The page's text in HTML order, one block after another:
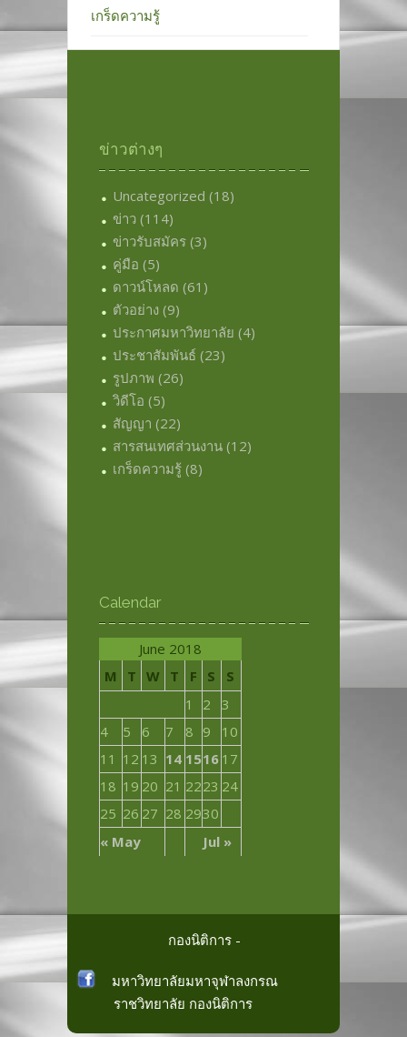
เกร็ดความรู้
ข่าวต่างๆ
Uncategorized (18)
ข่าว (114)
ข่าวรับสมัคร (3)
คู่มือ (5)
ดาวน์โหลด (61)
ตัวอย่าง (9)
ประกาศมหาวิทยาลัย (4)
ประชาสัมพันธ์ (23)
รูปภาพ (26)
วิดีโอ (5)
สัญญา (22)
สารสนเทศส่วนงาน (12)
เกร็ดความรู้ (8)
Calendar
June 2018
M
T W T F S S
« May Jul »
1 2
3
4
5 6 7 8 9
10
11 12 13 14 1516 17
18 19 20 21 2223 24
25 26 27 28 2930
กองนิติการ -
มหาวิทยาลัยมหาจุฬาลงกรณ
ราชวิทยาลัย กองนิติการ